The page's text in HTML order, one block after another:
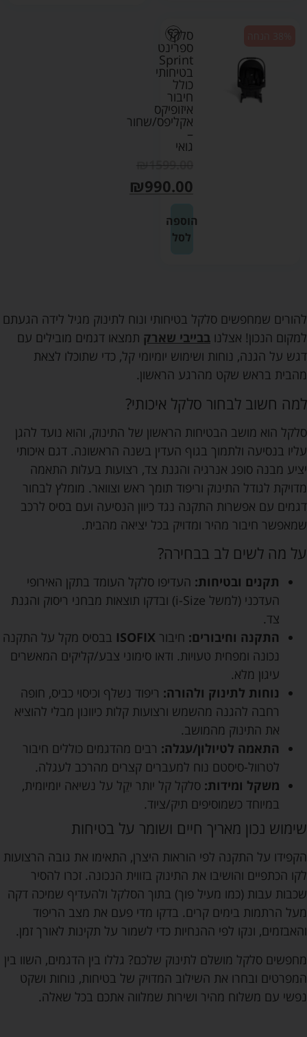
סלקל
ספרינט
Sprint
בטיחותי
כולל
חיבור
איזופיקס
אקליפס/שחור
–
גואי
₪1599.00
₪990.00
הוספה
לסל
להורים שמחפשים סלקל בטיחותי ונוח לתינוק מגיל לידה הגעתם
למקום הנכון! אצלנו בבייבי שארק תמצאו דגמים מובילים עם
דגש על הגנה, נוחות ושימוש יומיומי קל, כדי שתוכלו לצאת
מהבית בראש שקט מהרגע הראשון.
למה חשוב לבחור סלקל איכותי?
סלקל הוא מושב הבטיחות הראשון של התינוק, והוא נועד להגן
עליו בנסיעה ולתמוך בגוף העדין בשנה הראשונה. דגם איכותי
יציע מבנה סופג אנרגיה והגנת צד, רצועות בעלות התאמה
מדויקת לגודל התינוק וריפוד תומך ראש וצוואר. מומלץ לבחור
דגמים עם אפשרות התקנה נגד כיוון הנסיעה ועם בסיס לרכב
שמאפשר חיבור מהיר ומדויק בכל יציאה מהבית.
על מה לשים לב בבחירה?
תקנים ובטיחות: העדיפו סלקל העומד בתקן האירופי
העדכני (למשל i-Size) ובדקו תוצאות מבחני ריסוק והגנת
צד.
התקנה וחיבורים: חיבור ISOFIX בבסיס מקל על התקנה
נכונה ומפחית טעויות. ודאו סימוני צבע/קליקים המאשרים
עיגון מלא.
נוחות לתינוק ולהורה: ריפוד נשלף וכיסוי כביס, חופה
רחבה להגנה מהשמש ורצועות קלות כיוונון מבלי להוציא
את התינוק מהמושב.
התאמה לטיולון/עגלה: רבים מהדגמים כוללים חיבור
לטרוול-סיסטם נוח למעברים קצרים מהרכב לעגלה.
משקל ומידות: סלקל קל יותר יקֵל על נשיאה יומיומית,
במיוחד כשמוסיפים תיק/ציוד.
שימוש נכון מאריך חיים ושומר על בטיחות
הקפידו על התקנה לפי הוראות היצרן, התאימו את גובה הרצועות
לקו הכתפיים והושיבו את התינוק בזווית הנכונה. זכרו להסיר
שכבות עבות (כמו מעיל פוך) בתוך הסלקל ולהעדיף שמיכה דקה
מעל הרתמות בימים קרים. בדקו מדי פעם את מצב הריפוד
והאבזמים, ונקו לפי ההנחיות כדי לשמור על תקינות לאורך זמן.
מחפשים סלקל מושלם לתינוק שלכם? גללו בין הדגמים, השוו בין
המפרטים ובחרו את השילוב המדויק של בטיחות, נוחות ושקט
נפשי עם משלוח מהיר ושירות שמלווה אתכם בכל שאלה.